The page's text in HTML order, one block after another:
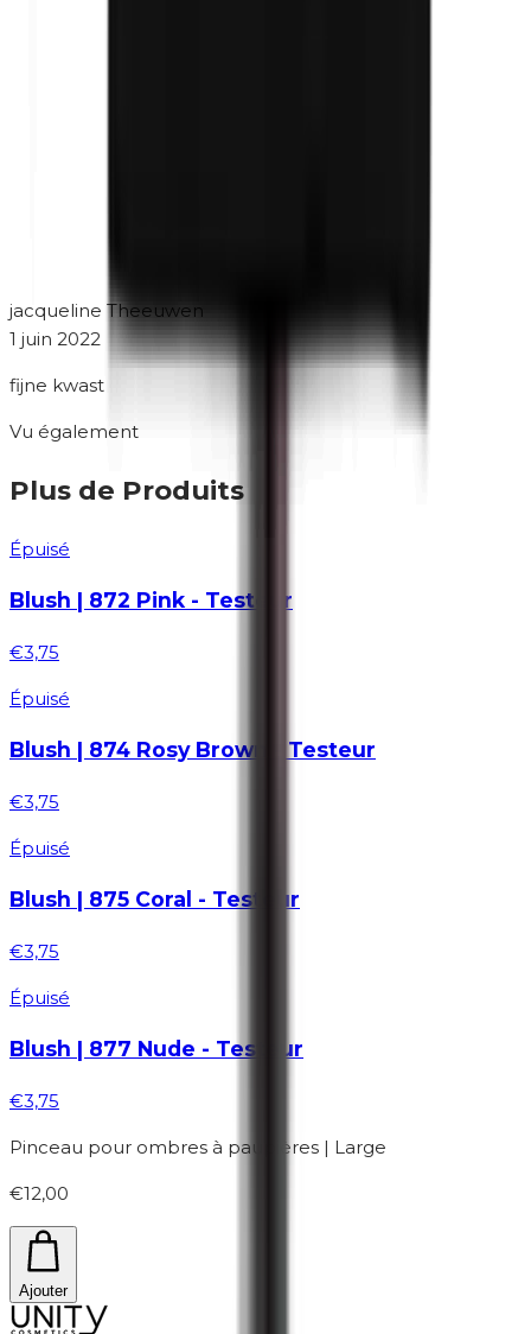
jacqueline Theeuwen
1 juin 2022
fijne kwast
Vu également
Plus de Produits
Épuisé
Blush | 872 Pink - Testeur
€3,75
Épuisé
Blush | 874 Rosy Brown - Testeur
€3,75
Épuisé
Blush | 875 Coral - Testeur
€3,75
Épuisé
Blush | 877 Nude - Testeur
€3,75
Pinceau pour ombres à paupières | Large
€12,00
Ajouter